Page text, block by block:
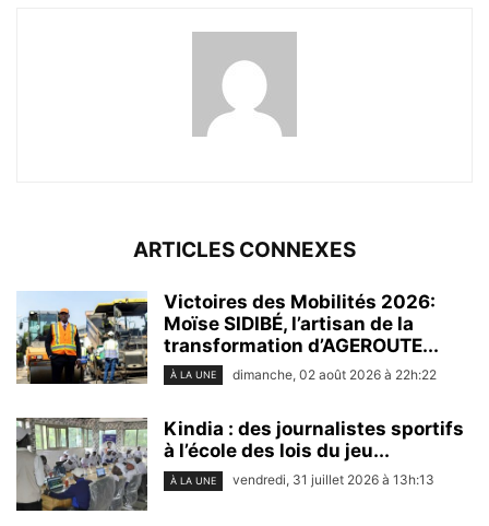
ARTICLES CONNEXES
Victoires des Mobilités 2026:
Moïse SIDIBÉ, l’artisan de la
transformation d’AGEROUTE...
À LA UNE dimanche, 02 août 2026 à 22h:22
Kindia : des journalistes sportifs
à l’école des lois du jeu...
À LA UNE vendredi, 31 juillet 2026 à 13h:13